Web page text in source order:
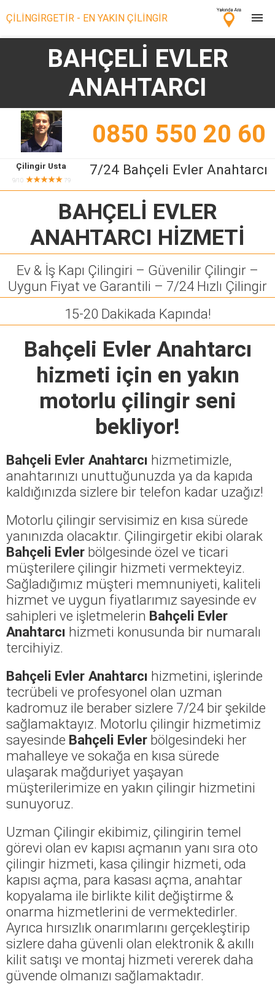
ÇİLİNGİRGETİR - EN YAKIN ÇİLİNGİR
Çilingir Ara
Çilingir misin? Bize Katıl!
BAHÇELİ EVLER
ANAHTARCI
0850 550 20 60
Çilingir Usta
9/10 ★★★★★ 79
7/24 Bahçeli Evler Anahtarcı
BAHÇELİ EVLER
ANAHTARCI HİZMETİ
Ev & İş Kapı Çilingiri – Güvenilir Çilingir –
Uygun Fiyat ve Garantili – 7/24 Hızlı Çilingir
15-20 Dakikada Kapında!
Bahçeli Evler Anahtarcı
hizmeti için en yakın
motorlu çilingir seni
bekliyor!
Bahçeli Evler Anahtarcı hizmetimizle,
anahtarınızı unuttuğunuzda ya da kapıda
kaldığınızda sizlere bir telefon kadar uzağız!
Motorlu çilingir servisimiz en kısa sürede
yanınızda olacaktır. Çilingirgetir ekibi olarak
Bahçeli Evler bölgesinde özel ve ticari
müşterilere çilingir hizmeti vermekteyiz.
Sağladığımız müşteri memnuniyeti, kaliteli
hizmet ve uygun fiyatlarımız sayesinde ev
sahipleri ve işletmelerin Bahçeli Evler
Anahtarcı hizmeti konusunda bir numaralı
tercihiyiz.
Bahçeli Evler Anahtarcı hizmetini, işlerinde
tecrübeli ve profesyonel olan uzman
kadromuz ile beraber sizlere 7/24 bir şekilde
sağlamaktayız. Motorlu çilingir hizmetimiz
sayesinde Bahçeli Evler bölgesindeki her
mahalleye ve sokağa en kısa sürede
ulaşarak mağduriyet yaşayan
müşterilerimize en yakın çilingir hizmetini
sunuyoruz.
Uzman Çilingir ekibimiz, çilingirin temel
görevi olan ev kapısı açmanın yanı sıra oto
çilingir hizmeti, kasa çilingir hizmeti, oda
kapısı açma, para kasası açma, anahtar
kopyalama ile birlikte kilit değiştirme &
onarma hizmetlerini de vermektedirler.
Ayrıca hırsızlık onarımlarını gerçekleştirip
sizlere daha güvenli olan elektronik & akıllı
kilit satışı ve montaj hizmeti vererek daha
güvende olmanızı sağlamaktadır.